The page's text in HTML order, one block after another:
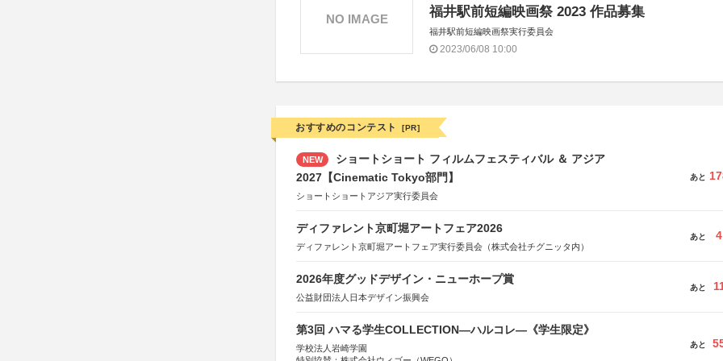
福井駅前短編映画祭 2023 作品募集
福井駅前短編映画祭実行委員会
2023/06/08 10:00
NO IMAGE
おすすめのコンテスト [PR]
NEW
ショートショート フィルムフェスティバル ＆ アジア
2027【Cinematic Tokyo部門】
ショートショートアジア実行委員会
あと
ディファレント京町堀アートフェア2026
ディファレント京町堀アートフェア実行委員会（株式会社チグニッタ内）
あと 4
2026年度グッドデザイン・ニューホープ賞
公益財団法人日本デザイン振興会
あと
第3回 ハマる学生COLLECTION―ハルコレ―《学生限定》
学校法人岩崎学園
あと